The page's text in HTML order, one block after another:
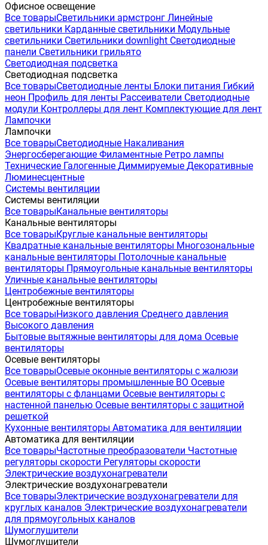
Офисное освещение
Все товарыСветильники армстронг Линейные
светильники Карданные светильники Модульные
светильники Светильники downlight Светодиодные
панели Светильники грильято
Светодиодная подсветка
Светодиодная подсветка
Все товарыСветодиодные ленты Блоки питания Гибкий
неон Профиль для ленты Рассеиватели Светодиодные
модули Контроллеры для лент Комплектующие для лент
Лампочки
Лампочки
Все товарыСветодиодные Накаливания
Энергосберегающие Филаментные Ретро лампы
Технические Галогенные Диммируемые Декоративные
Люминесцентные
Системы вентиляции
Системы вентиляции
Все товарыКанальные вентиляторы
Канальные вентиляторы
Все товарыКруглые канальные вентиляторы
Квадратные канальные вентиляторы Многозональные
канальные вентиляторы Потолочные канальные
вентиляторы Прямоугольные канальные вентиляторы
Уличные канальные вентиляторы
Центробежные вентиляторы
Центробежные вентиляторы
Все товарыНизкого давления Среднего давления
Высокого давления
Бытовые вытяжные вентиляторы для дома Осевые
вентиляторы
Осевые вентиляторы
Все товарыОсевые оконные вентиляторы с жалюзи
Осевые вентиляторы промышленные ВО Осевые
вентиляторы с фланцами Осевые вентиляторы с
настенной панелью Осевые вентиляторы с защитной
решеткой
Кухонные вентиляторы Автоматика для вентиляции
Автоматика для вентиляции
Все товарыЧастотные преобразователи Частотные
регуляторы скорости Регуляторы скорости
Электрические воздухонагреватели
Электрические воздухонагреватели
Все товарыЭлектрические воздухонагреватели для
круглых каналов Электрические воздухонагреватели
для прямоугольных каналов
Шумоглушители
Шумоглушители